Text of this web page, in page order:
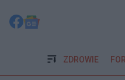
ZDROWIE